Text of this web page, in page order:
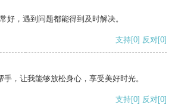
好，遇到问题都能得到及时解决。
支持[0] 反对[0]
，让我能够放松身心，享受美好时光。
支持[0] 反对[0]